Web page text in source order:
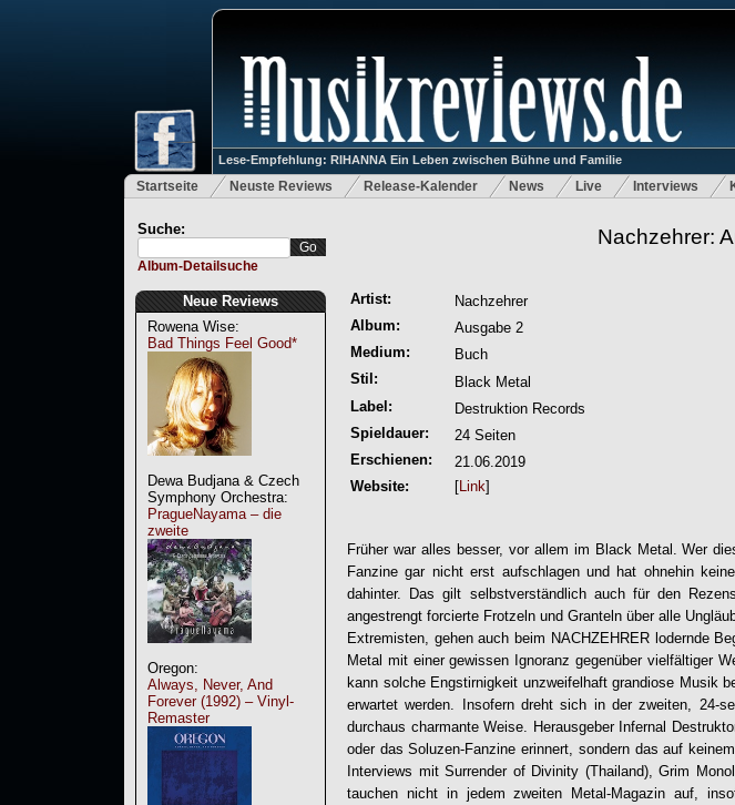
Lese-Empfehlung: RIHANNA Ein Leben zwischen Bühne und Familie
Startseite Neuste Reviews Release-Kalender News Live Interviews
Suche:
Album-Detailsuche
Neue Reviews
Rowena Wise:
Bad Things Feel Good*
Dewa Budjana & Czech
Symphony Orchestra:
PragueNayama – die
zweite
Oregon:
Always, Never, And
Forever (1992) – Vinyl-
Remaster
Nachzehrer:
Artist:
Nachzehrer
Album:
Ausgabe 2
Medium:
Buch
Stil:
Black Metal
Label:
Destruktion Records
Spieldauer:
24 Seiten
Erschienen:
21.06.2019
Website:
[Link]
Früher war alles besser, vor allem im Black Metal. Wer
Fanzine gar nicht erst aufschlagen und hat ohnehin
dahinter. Das gilt selbstverständlich auch für den
angestrengt forcierte Frotzeln und Granteln über alle
Extremisten, gehen auch beim NACHZEHRERlodernde
Metal mit einer gewissen Ignoranz gegenüber vielfältiger
kann solche Engstirnigkeit unzweifelhaft grandiose Musik
erwartet werden. Insofern dreht sich in der zweiten, 24-
durchaus charmante Weise. Herausgeber Infernal
oder das Soluzen-Fanzine erinnert, sondern das auf
Interviews mit Surrender of Divinity (Thailand), Grim
tauchen nicht in jedem zweiten Metal-Magazin auf,